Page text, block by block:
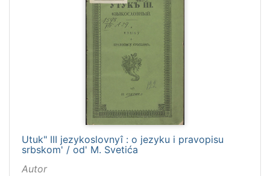
Utuk" III jezykoslovnyî : o jezyku i pravopisu
srbskom' / od' M. Svetića
Autor